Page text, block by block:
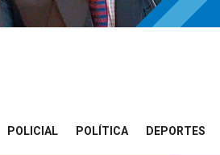
POLICIAL POLÍTICA DEPORTES